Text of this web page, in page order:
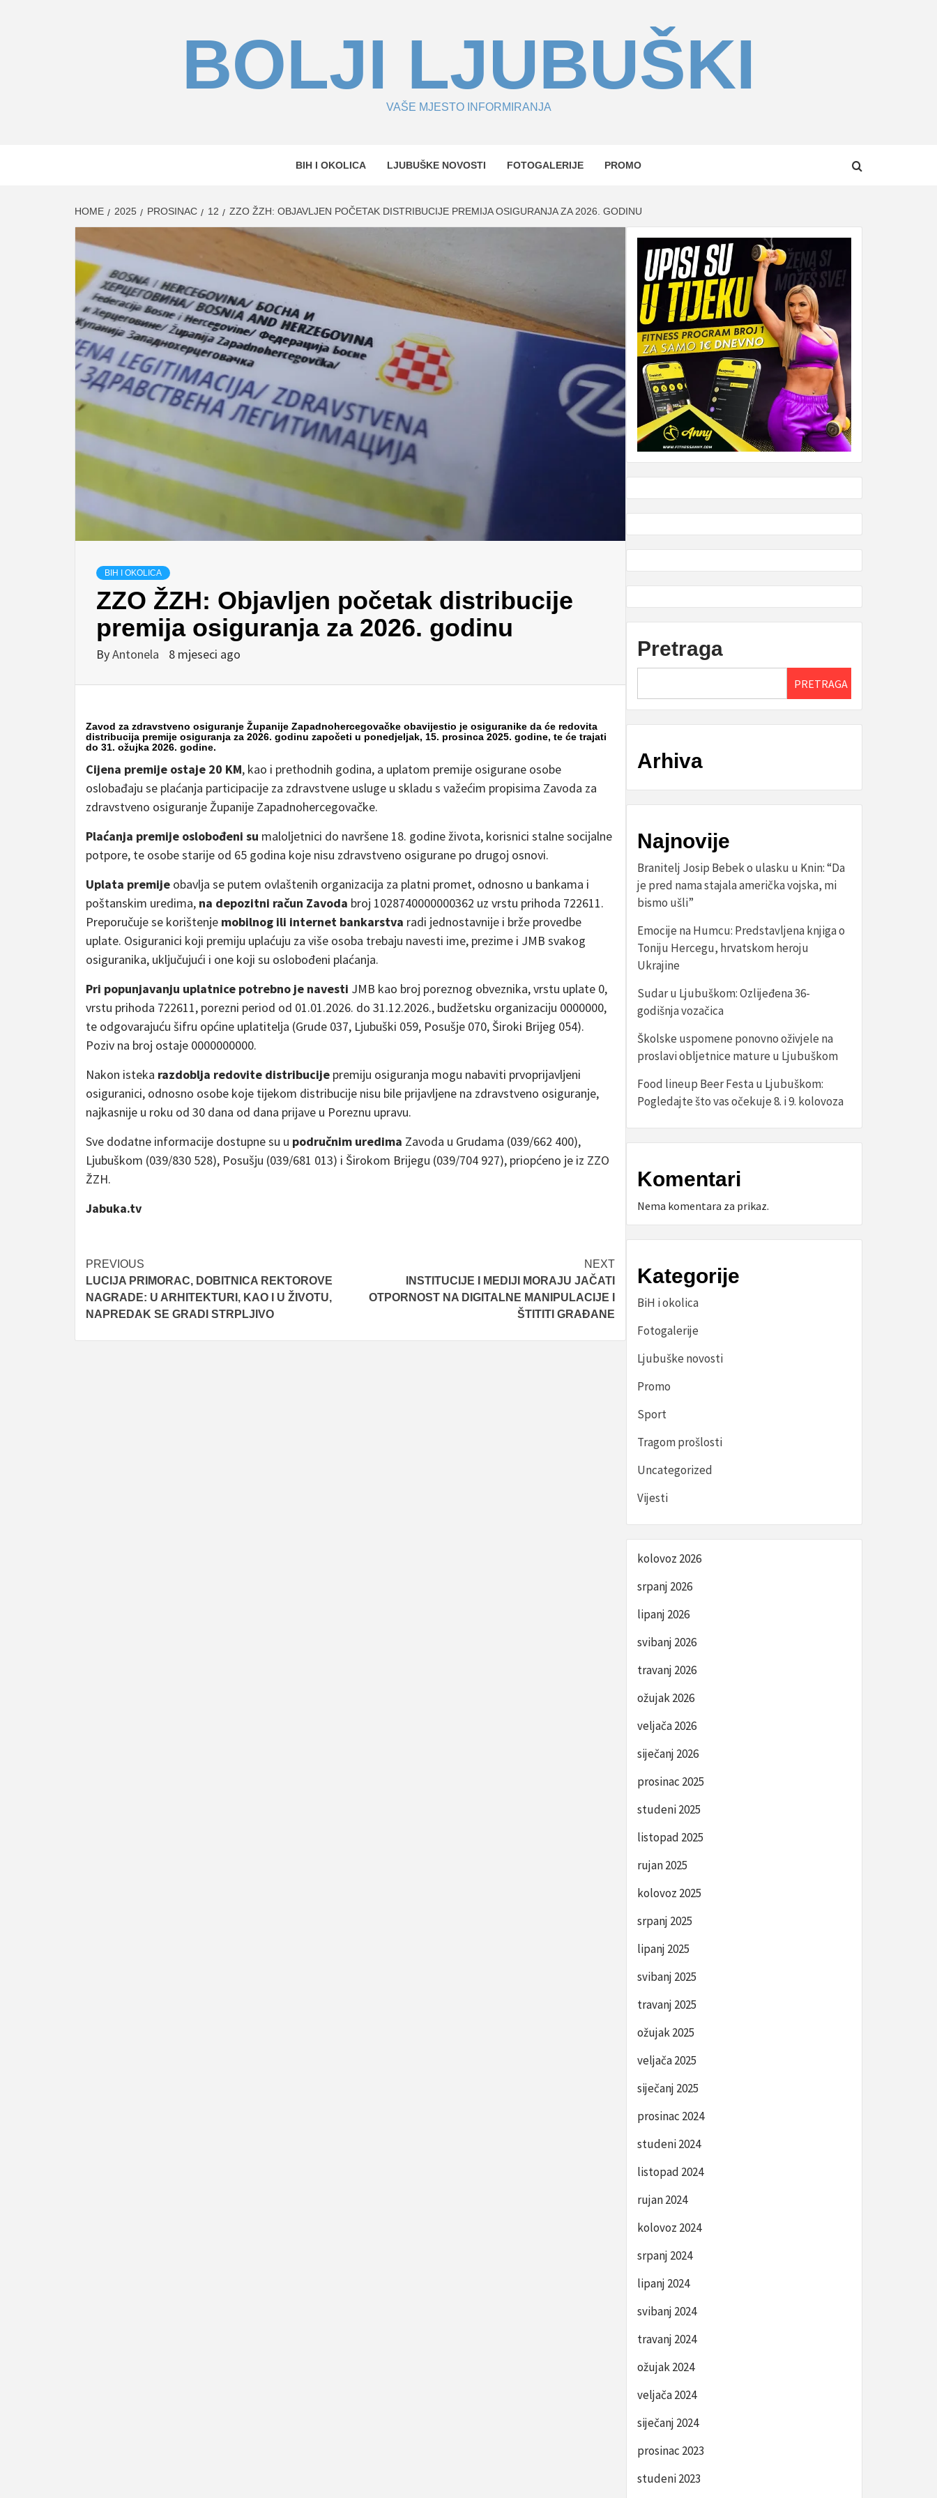
BOLJI LJUBUŠKI
VAŠE MJESTO INFORMIRANJA
BIH I OKOLICA LJUBUŠKE NOVOSTI FOTOGALERIJE PROMO
HOME 2025 PROSINAC 12 ZZO ŽZH: OBJAVLJEN POČETAK DISTRIBUCIJE PREMIJA OSIGURANJA ZA 2026. GODINU
BIH I OKOLICA
ZZO ŽZH: Objavljen početak distribucije
premija osiguranja za 2026. godinu
ByAntonela 8 mjeseci ago
Zavod za zdravstveno osiguranje Županije Zapadnohercegovačke obavijestio je osiguranike da će redovita
distribucija premije osiguranja za 2026. godinu započeti u ponedjeljak, 15. prosinca 2025. godine, te će trajati
do 31. ožujka 2026. godine.
Cijena premije ostaje 20 KM, kao i prethodnih godina, a uplatom premije osigurane osobe
oslobađaju se plaćanja participacije za zdravstvene usluge u skladu s važećim propisima Zavoda za
zdravstveno osiguranje Županije Zapadnohercegovačke.
Plaćanja premije oslobođeni su maloljetnici do navršene 18. godine života, korisnici stalne socijalne
potpore, te osobe starije od 65 godina koje nisu zdravstveno osigurane po drugoj osnovi.
Uplata premije obavlja se putem ovlaštenih organizacija za platni promet, odnosno u bankama i
poštanskim uredima, na depozitni račun Zavoda broj 1028740000000362 uz vrstu prihoda 722611.
Preporučuje se korištenje mobilnog ili internet bankarstva radi jednostavnije i brže provedbe
uplate. Osiguranici koji premiju uplaćuju za više osoba trebaju navesti ime, prezime i JMB svakog
osiguranika, uključujući i one koji su oslobođeni plaćanja.
Pri popunjavanju uplatnice potrebno je navesti JMB kao broj poreznog obveznika, vrstu uplate 0,
vrstu prihoda 722611, porezni period od 01.01.2026. do 31.12.2026., budžetsku organizaciju 0000000,
te odgovarajuću šifru općine uplatitelja (Grude 037, Ljubuški 059, Posušje 070, Široki Brijeg 054).
Poziv na broj ostaje 0000000000.
Nakon isteka razdoblja redovite distribucije premiju osiguranja mogu nabaviti prvoprijavljeni
osiguranici, odnosno osobe koje tijekom distribucije nisu bile prijavljene na zdravstveno osiguranje,
najkasnije u roku od 30 dana od dana prijave u Poreznu upravu.
Sve dodatne informacije dostupne su u područnim uredima Zavoda u Grudama (039/662 400),
Ljubuškom (039/830 528), Posušju (039/681 013) i Širokom Brijegu (039/704 927), priopćeno je iz ZZO
ŽZH.
Jabuka.tv
Post
navigation
PREVIOUS
LUCIJA PRIMORAC, DOBITNICA REKTOROVE
NAGRADE: U ARHITEKTURI, KAO I U ŽIVOTU,
NAPREDAK SE GRADI STRPLJIVO
NEXT
INSTITUCIJE I MEDIJI MORAJU JAČATI
OTPORNOST NA DIGITALNE MANIPULACIJE I
ŠTITITI GRAĐANE
Pretraga
PRETRAGA
Arhiva
Najnovije
Branitelj Josip Bebek o ulasku u Knin: “Da
je pred nama stajala američka vojska, mi
bismo ušli”
Emocije na Humcu: Predstavljena knjiga o
Toniju Hercegu, hrvatskom heroju
Ukrajine
Sudar u Ljubuškom: Ozlijeđena 36-
godišnja vozačica
Školske uspomene ponovno oživjele na
proslavi obljetnice mature u Ljubuškom
Food lineup Beer Festa u Ljubuškom:
Pogledajte što vas očekuje 8. i 9. kolovoza
Komentari
Nema komentara za prikaz.
Kategorije
BiH i okolica
Fotogalerije
Ljubuške novosti
Promo
Sport
Tragom prošlosti
Uncategorized
Vijesti
kolovoz 2026
srpanj 2026
lipanj 2026
svibanj 2026
travanj 2026
ožujak 2026
veljača 2026
siječanj 2026
prosinac 2025
studeni 2025
listopad 2025
rujan 2025
kolovoz 2025
srpanj 2025
lipanj 2025
svibanj 2025
travanj 2025
ožujak 2025
veljača 2025
siječanj 2025
prosinac 2024
studeni 2024
listopad 2024
rujan 2024
kolovoz 2024
srpanj 2024
lipanj 2024
svibanj 2024
travanj 2024
ožujak 2024
veljača 2024
siječanj 2024
prosinac 2023
studeni 2023